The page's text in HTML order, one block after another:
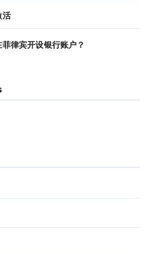
活
律宾开设银行账户？